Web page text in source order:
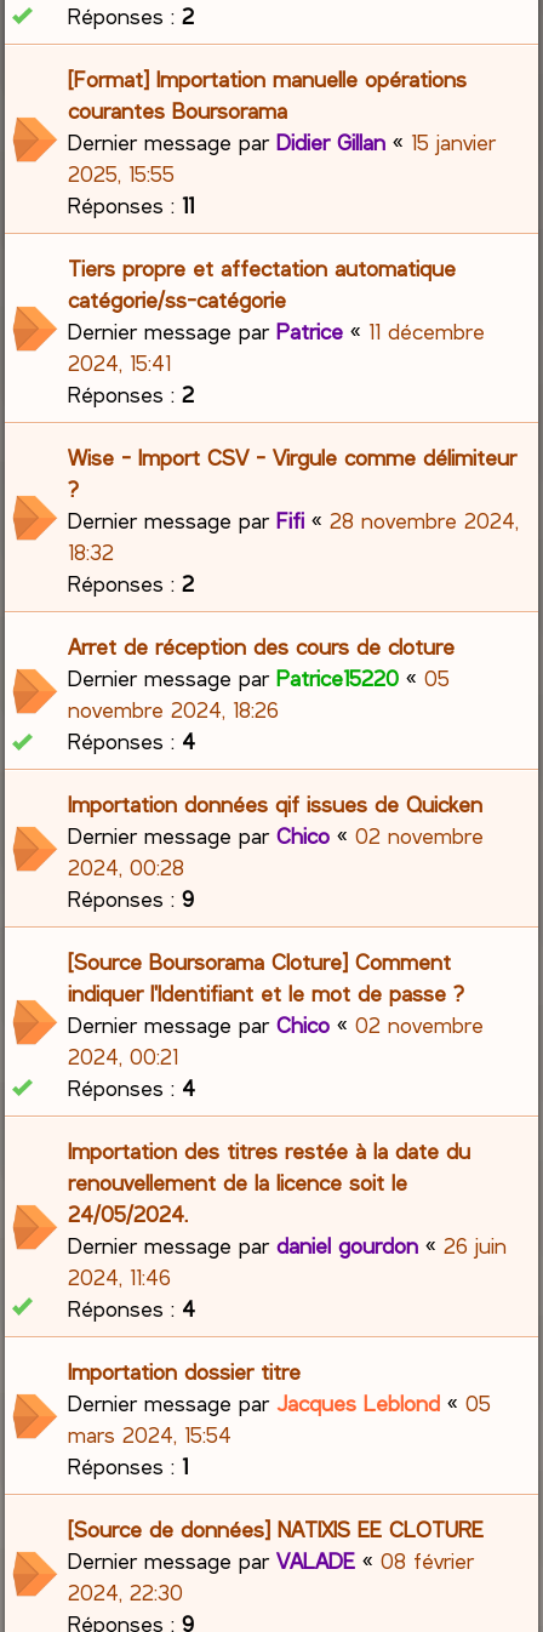
Réponses :2
[Format] Importation manuelle opérations
courantes Boursorama
Dernier message parDidier Gillan « 15 janvier
2025, 15:55
Réponses :11
Tiers propre et affectation automatique
catégorie/ss-catégorie
Dernier message parPatrice « 11 décembre
2024, 15:41
Réponses :2
Wise - Import CSV - Virgule comme délimiteur
?
Dernier message parFifi «28 novembre 2024,
18:32
Réponses :2
Arret de réception des cours de cloture
Dernier message parPatrice15220 «05
novembre 2024, 18:26
Réponses : 4
Importation données qif issues de Quicken
Dernier message parChico «02 novembre
2024, 00:28
Réponses :9
[Source Boursorama Cloture] Comment
indiquer l'Identifiant et le mot de passe ?
Dernier message parChico «02 novembre
2024, 00:21
Réponses : 4
Importation des titres restée à la date du
renouvellement de la licence soit le
24/05/2024.
Dernier message pardaniel gourdon «26 juin
2024, 11:46
Réponses : 4
Importation dossier titre
Dernier message parJacques Leblond «05
mars 2024, 15:54
Réponses :1
[Source de données] NATIXIS EE CLOTURE
Dernier message parVALADE «08 février
2024, 22:30
Réponses :9